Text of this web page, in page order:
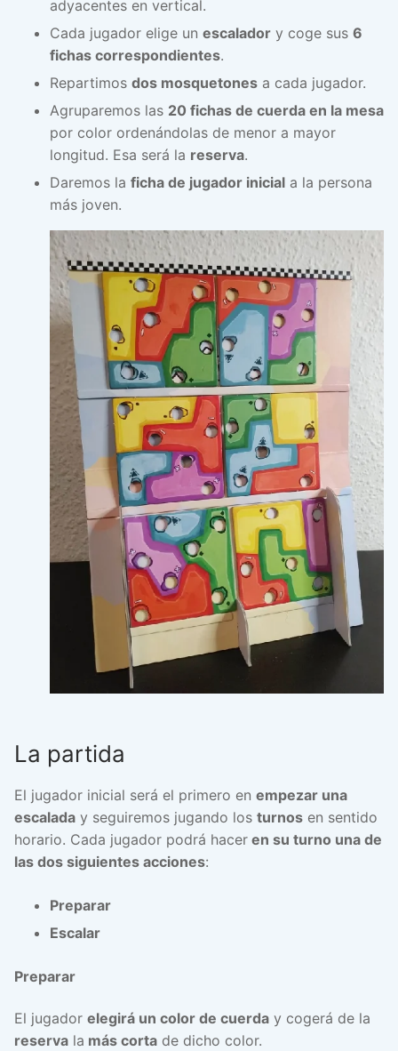
adyacentes en vertical.
Cada jugador elige un escalador y coge sus 6
fichas correspondientes.
Repartimos dos mosquetones a cada jugador.
Agruparemos las 20 fichas de cuerda en la mesa
por color ordenándolas de menor a mayor
longitud. Esa será la reserva.
Daremos la ficha de jugador inicial a la persona
más joven.
La partida
El jugador inicial será el primero en empezar una
escalada y seguiremos jugando los turnos en sentido
horario. Cada jugador podrá hacer en su turno una de
las dos siguientes acciones:
Preparar
Escalar
Preparar
El jugador elegirá un color de cuerda y cogerá de la
reserva la más corta de dicho color.